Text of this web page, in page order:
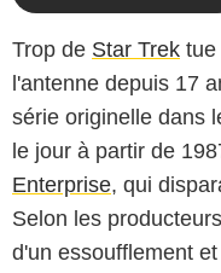
Trop de Star Trek tue
l'antenne depuis 17
série originelle dans
le jour à partir de
Enterprise, qui
Selon les
d'un essoufflement